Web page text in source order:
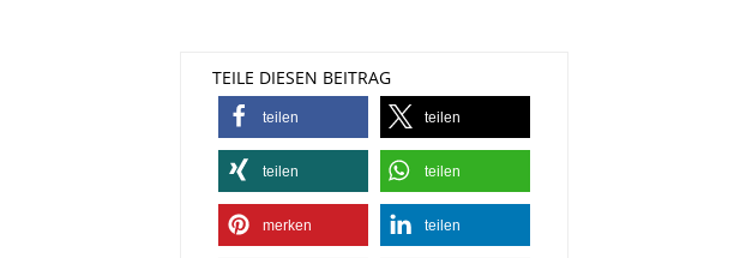
TEILE DIESEN BEITRAG
teilen teilen
teilen teilen
merken teilen